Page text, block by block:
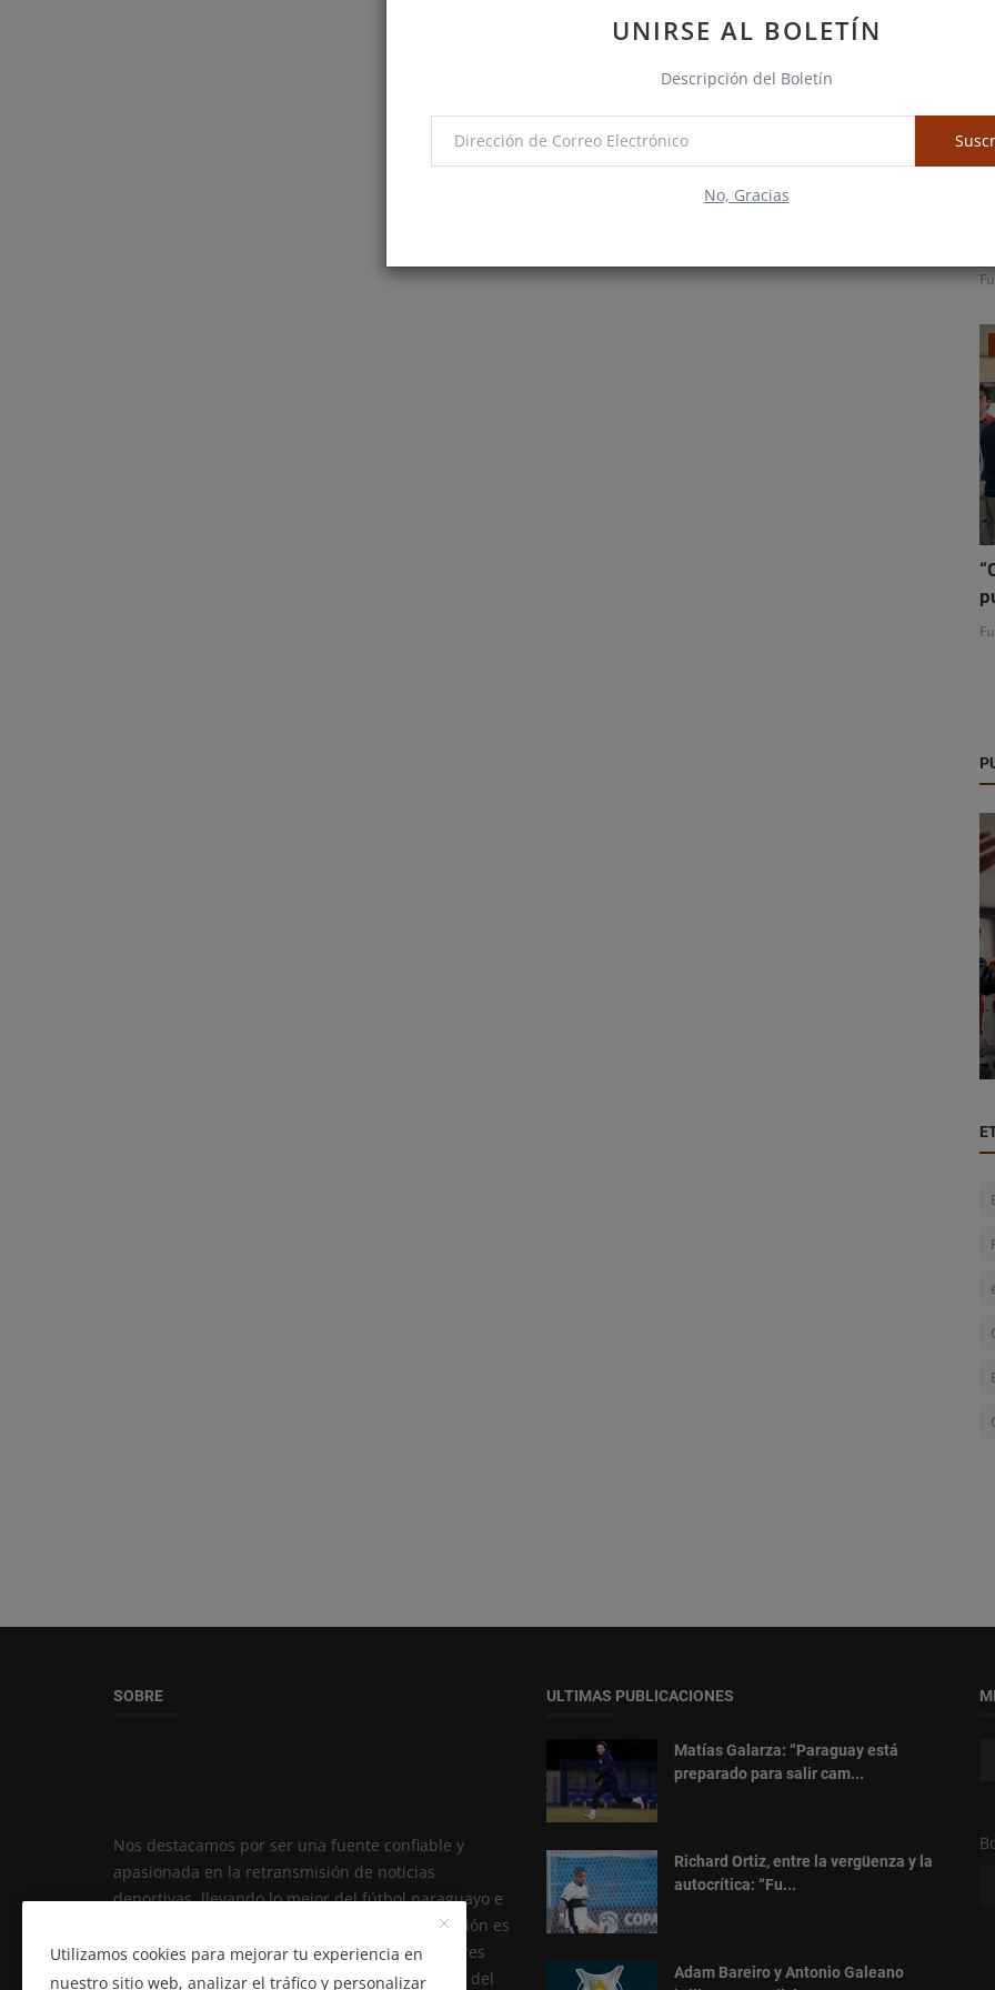
UNIRSE AL BOLETÍN
Descripción del Boletín
No, Gracias
SOBRE
Nos destacamos por ser una fuente confiable y
apasionada en la retransmisión de noticias
deportivas, llevando lo mejor del fútbol paraguayo e
internacional a miles de fanáticos. Nuestra misión es
informar, conectar y hacer vibrar a los seguidores
con las últimas novedades, análisis y opiniones del
ULTIMAS PUBLICACIONES
Matías Galarza: “Paraguay está
preparado para salir cam...
Richard Ortiz, entre la vergüenza y la
autocrítica: “Fu...
Adam Bareiro y Antonio Galeano
Utilizamos cookies para mejorar tu experiencia en
nuestro sitio web, analizar el tráfico y personalizar